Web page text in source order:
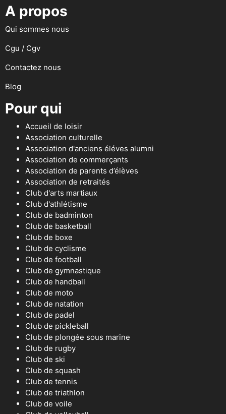
A propos
Qui sommes nous
Cgu / Cgv
Contactez nous
Blog
Pour qui
Accueil de loisir
Association culturelle
Association d'anciens éléves alumni
Association de commerçants
Association de parents d’élèves
Association de retraités
Club d'arts martiaux
Club d'athlétisme
Club de badminton
Club de basketball
Club de boxe
Club de cyclisme
Club de football
Club de gymnastique
Club de handball
Club de moto
Club de natation
Club de padel
Club de pickleball
Club de plongée sous marine
Club de rugby
Club de ski
Club de squash
Club de tennis
Club de triathlon
Club de voile